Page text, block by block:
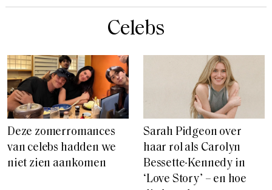
Celebs
Deze zomerromances
van celebs hadden we
niet zien aankomen
Sarah Pidgeon over
haar rol als Carolyn
Bessette-Kennedy in
‘Love Story’ – en hoe